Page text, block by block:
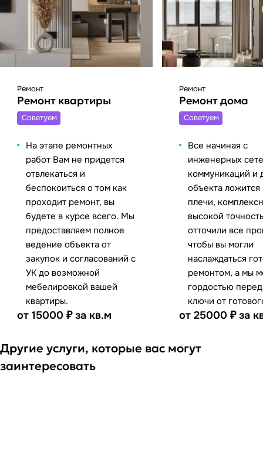
Ремонт
Ремонт квартиры
Cоветуем
На этапе ремонтных
работ Вам не придется
отвлекаться и
беспокоиться о том как
проходит ремонт, вы
будете в курсе всего. Мы
предоставляем полное
ведение объекта от
закупок и согласований с
УК до возможной
мебелировкой вашей
квартиры.
от 15000 ₽ за кв.м
Ремонт
Ремонт дома
Cоветуем
Все начиная с
инженерных
коммуникаций и
объекта
плечи,
высокой
отточили все
чтобы вы могли
наслаждаться
ремонтом, а мы
гордостью
ключи от
от 25000 ₽ за
Другие услуги, которые вас могут
заинтересовать